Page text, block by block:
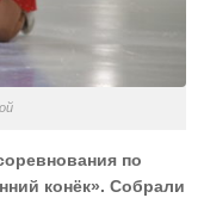
по
конёк». Собрали